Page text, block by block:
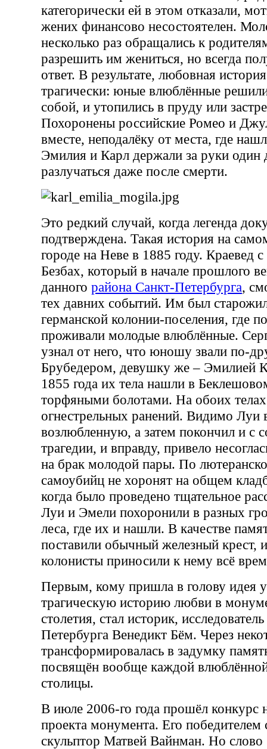
категорически ей в этом отказали,
жених финансово несостоятелен.
несколько раз обращались к
разрешить им жениться, но всегда
ответ. В результате, любовная
трагически: юные влюблённые
собой, и утопились в пруду или
Похоронены российские Ромео и
вместе, неподалёку от места, где
Эмилия и Карл держали за руки один
разлучаться даже после смерти.
Это редкий случай, когда легенда
подтверждена. Такая история на
городе на Неве в 1885 году. Краевед
Безбах, который в начале прошлого
данного района Санкт-Петербурга,
тех давних событий. Им был
германской колонии-поселения, где
проживали молодые влюблённые.
узнал от него, что юношу звали по-
Брубедером, девушку же – Эмилией
1855 года их тела нашли в
торфяными болотами. На обоих
огнестрельных ранений. Видимо Луи
возлюбленную, а затем покончил и с
трагедии, и вправду, привело
на брак молодой пары. По
самоубийц не хоронят на общем
когда было проведено тщательное
Луи и Эмели похоронили в разных
леса, где их и нашли. В качестве
поставили обычный железный крест,
колонисты приносили к нему всё
Первым, кому пришла в голову идея
трагическую историю любви в
столетия, стал историк,
Петербурга Венедикт Бём. Через
трансформировалась в задумку
посвящён вообще каждой
столицы.
В июле 2006-го года прошёл конкурс
проекта монумента. Его победителем
скульптор Матвей Вайнман. Но слово